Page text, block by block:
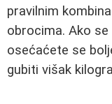
pravilnim
obrocima. Ako
osećaćete se
gubiti višak